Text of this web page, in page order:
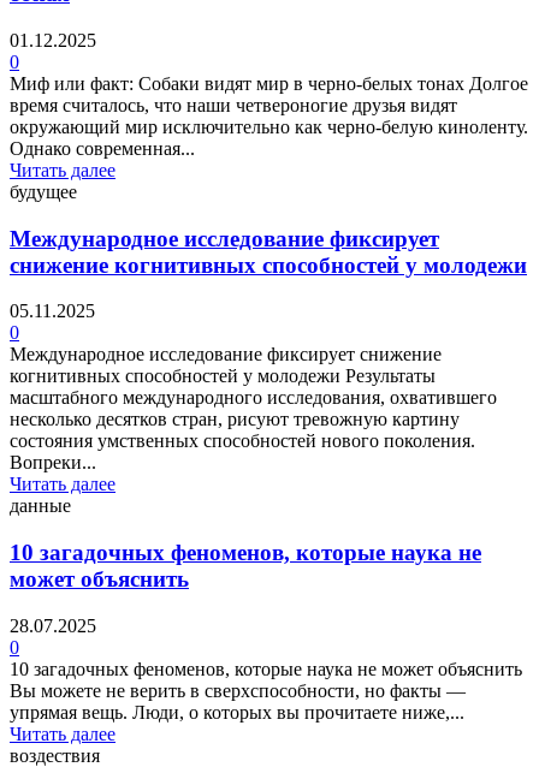
01.12.2025
0
Миф или факт: Собаки видят мир в черно-белых тонах Долгое
время считалось, что наши четвероногие друзья видят
окружающий мир исключительно как черно-белую киноленту.
Однако современная...
Читать далее
будущее
Международное исследование фиксирует
снижение когнитивных способностей у молодежи
05.11.2025
0
Международное исследование фиксирует снижение
когнитивных способностей у молодежи Результаты
масштабного международного исследования, охватившего
несколько десятков стран, рисуют тревожную картину
состояния умственных способностей нового поколения.
Вопреки...
Читать далее
данные
10 загадочных феноменов, которые наука не
может объяснить
28.07.2025
0
10 загадочных феноменов, которые наука не может объяснить
Вы можете не верить в сверхспособности, но факты —
упрямая вещь. Люди, о которых вы прочитаете ниже,...
Читать далее
воздествия